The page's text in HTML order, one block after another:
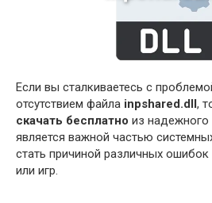
Если вы сталкиваетесь с
отсутствием файла inpshared.dll ,
скачать бесплатно из надежного
является важной частью
стать причиной различных
или игр.